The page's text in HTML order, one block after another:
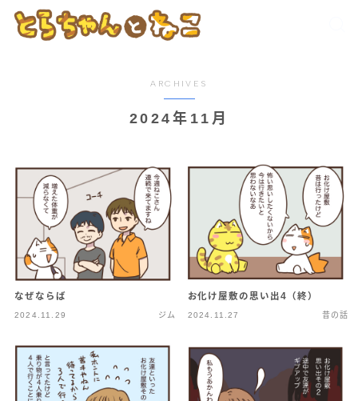
ARCHIVES
2024年11月
なぜならば
2024.11.29 ジム
お化け屋敷の思い出4（終）
2024.11.27 昔の話